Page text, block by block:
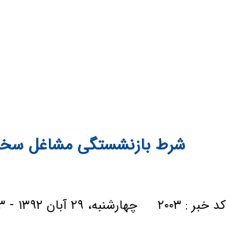
شرط بازنشستگی مشاغل
کد خبر : ۲۰۰۳ چهارشنبه، ۲۹ آبان ۱۳۹۲ - ۱۱:۴۲:۲۳